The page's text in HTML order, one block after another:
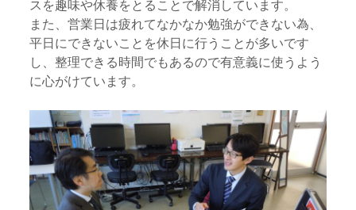
スを趣味や休養をとることで解消しています。
また、営業日は疲れてなかなか勉強ができない為、
平日にできないことを休日に行うことが多いです
し、整理できる時間でもあるので有意義に使うよう
に心がけています。